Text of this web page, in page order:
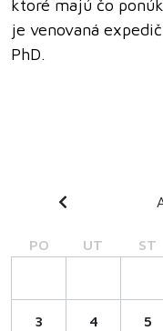
ktoré majú čo
je venovaná
PhD.
PO UT ST
3 4 5